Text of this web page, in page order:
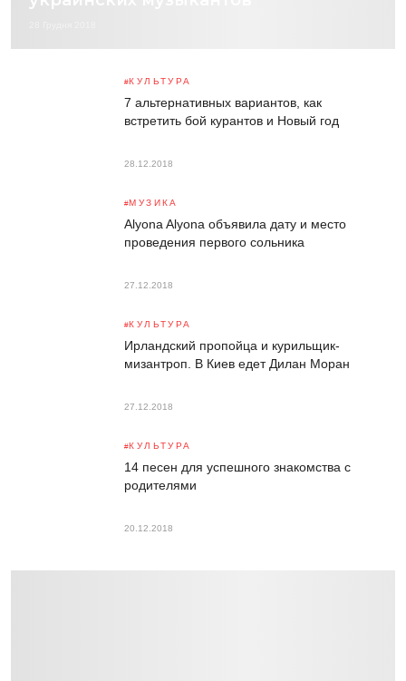
КУЛЬТУРА
7 альтернативных вариантов, как
встретить бой курантов и Новый год
28.12.2018
МУЗИКА
Alyona Alyona объявила дату и место
проведения первого сольника
27.12.2018
КУЛЬТУРА
Ирландский пропойца и курильщик-
мизантроп. В Киев едет Дилан Моран
27.12.2018
КУЛЬТУРА
14 песен для успешного знакомства с
родителями
20.12.2018